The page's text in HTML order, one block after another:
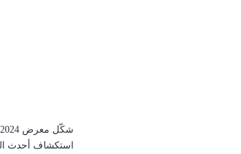
شكّل معرض
استكشاف أحدث